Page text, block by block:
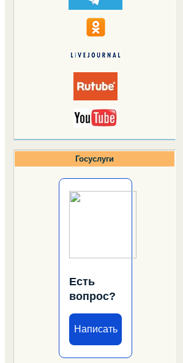
Госуслуги
Есть
вопрос?
Написать